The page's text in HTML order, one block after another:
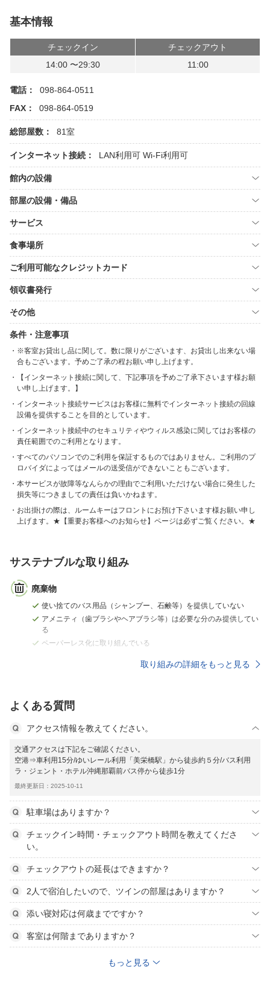
基本情報
チェックイン
チェックアウト
14:00 〜29:30
11:00
電話：
098-864-0511
FAX：
098-864-0519
総部屋数： 81室
インターネット接続： LAN利用可 Wi-Fi利用可
館内の設備
部屋の設備・備品
サービス
食事場所
ご利用可能なクレジットカード
領収書発行
その他
条件・注意事項
※客室お貸出し品に関して。数に限りがございます、お貸出し出来ない場
合もございます。予めご了承の程お願い申し上げます。
【インターネット接続に関して、下記事項を予めご了承下さいます様お願
い申し上げます。】
インターネット接続サービスはお客様に無料でインターネット接続の回線
設備を提供することを目的としています。
インターネット接続中のセキュリティやウィルス感染に関してはお客様の
責任範囲でのご利用となります。
すべてのパソコンでのご利用を保証するものではありません。ご利用のプ
ロバイダによってはメールの送受信ができないこともございます。
本サービスが故障等なんらかの理由でご利用いただけない場合に発生した
損失等につきましての責任は負いかねます。
お出掛けの際は、ルームキーはフロントにお預け下さいます様お願い申し
上げます。★【重要お客様へのお知らせ】ページは必ずご覧ください。★
サステナブルな取り組み
廃棄物
使い捨てのバス用品（シャンプー、石鹸等）を提供していない
アメニティ（歯ブラシやヘアブラシ等）は必要な分のみ提供してい
る
ペーパーレス化に取り組んでいる
取り組みの詳細をもっと見る
よくある質問
アクセス情報を教えてください。
交通アクセスは下記をご確認ください。
空港⇒車利用15分/ゆいレール利用「美栄橋駅」から徒歩約５分/バス利用
ラ・ジェント・ホテル沖縄那覇前バス停から徒歩1分
最終更新日：2025-10-11
駐車場はありますか？
チェックイン時間・チェックアウト時間を教えてくださ
い。
チェックアウトの延長はできますか？
2人で宿泊したいので、ツインの部屋はありますか？
添い寝対応は何歳までですか？
客室は何階までありますか？
もっと見る